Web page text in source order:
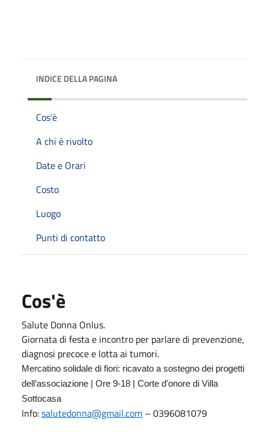
INDICE DELLA PAGINA
Cos'è
A chi è rivolto
Date e Orari
Costo
Luogo
Punti di contatto
Cos'è
Salute Donna Onlus.
Giornata di festa e incontro per parlare di prevenzione,
diagnosi precoce e lotta ai tumori.
Mercatino solidale di fiori: ricavato a sostegno dei progetti
dell’associazione | Ore 9-18 | Corte d'onore di Villa
Sottocasa
Info:salutedonna@gmail.com – 0396081079